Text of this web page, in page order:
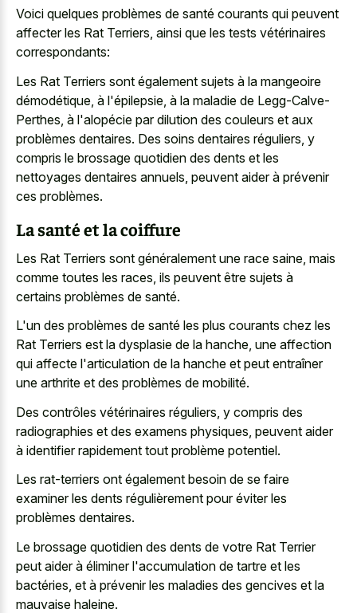
Voici quelques problèmes de santé courants qui peuvent
affecter les Rat Terriers, ainsi que les tests vétérinaires
correspondants:
Les Rat Terriers sont également sujets à la mangeoire
démodétique, à l'épilepsie, à la maladie de Legg-Calve-
Perthes, à l'alopécie par dilution des couleurs et aux
problèmes dentaires. Des soins dentaires réguliers, y
compris le brossage quotidien des dents et les
nettoyages dentaires annuels, peuvent aider à prévenir
ces problèmes.
La santé et la coiffure
Les Rat Terriers sont généralement une race saine, mais
comme toutes les races, ils peuvent être sujets à
certains problèmes de santé.
L'un des problèmes de santé les plus courants chez les
Rat Terriers est la dysplasie de la hanche, une affection
qui affecte l'articulation de la hanche et peut entraîner
une arthrite et des problèmes de mobilité.
Des contrôles vétérinaires réguliers, y compris des
radiographies et des examens physiques, peuvent aider
à identifier rapidement tout problème potentiel.
Les rat-terriers ont également besoin de se faire
examiner les dents régulièrement pour éviter les
problèmes dentaires.
Le brossage quotidien des dents de votre Rat Terrier
peut aider à éliminer l'accumulation de tartre et les
bactéries, et à prévenir les maladies des gencives et la
mauvaise haleine.